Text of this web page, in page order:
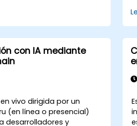
implementar nodos
para ampliar la
de n8n.
flujos de trabajo para
y eficiencia en
gran carga de datos.
con IA mediante
vivo dirigida por un
(en línea o presencial)
desarrolladores y